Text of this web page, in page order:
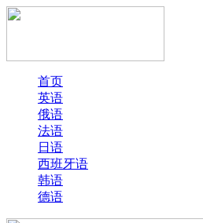
首页
英语
俄语
法语
日语
西班牙语
韩语
德语